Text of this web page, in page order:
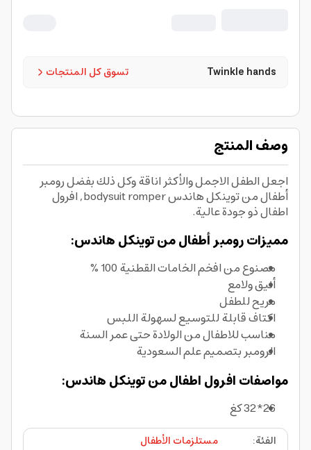
تسوق كل المنتجات Twinkle hands
وصف المنتج
اجعل الطفل الاجمل والأكثر اناقة وكل ذلك بفضل رومبر
أطفال من توينكل هاندس bodysuit romper, افرول
اطفال ذو جودة عالية.
مميزات رومبر أطفال من توينكل هاندس:
مصنوع من افخم الخامات القطنية 100 %
أنيق ولامع
مريح للطفل
اكتاف قابلة للتوسيع لسهولة اللبس
مناسب للاطفال من الولادة حتى عمر السنة
الرومبر بتصميم علم السعودية
مواصفات افرول اطفال من توينكل هاندس:
26*32 كغ
الفئة:
مستلزمات الأطفال